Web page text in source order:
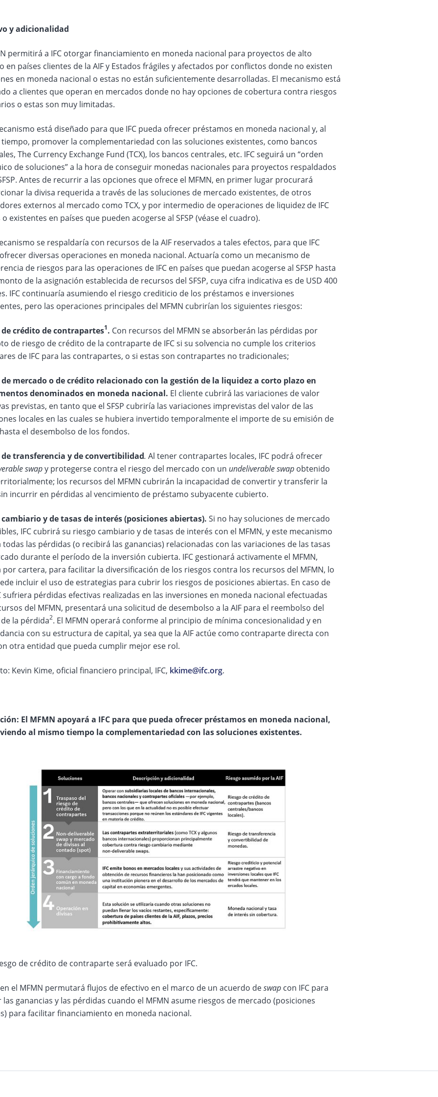
y adicionalidad
permitirá a IFC otorgar financiamiento en moneda nacional para proyectos de alto
en países clientes de la AIF y Estados frágiles y afectados por conflictos donde no existen
en moneda nacional o estas no están suficientemente desarrolladas. El mecanismo está
a clientes que operan en mercados donde no hay opciones de cobertura contra riesgos
o estas son muy limitadas.
está diseñado para que IFC pueda ofrecer préstamos en moneda nacional y, al
promover la complementariedad con las soluciones existentes, como bancos
The Currency Exchange Fund (TCX), los bancos centrales, etc. IFC seguirá un “orden
de soluciones” a la hora de conseguir monedas nacionales para proyectos respaldados
Antes de recurrir a las opciones que ofrece el MFMN, en primer lugar procurará
la divisa requerida a través de las soluciones de mercado existentes, de otros
externos al mercado como TCX, y por intermedio de operaciones de liquidez de IFC
o existentes en países que pueden acogerse al SFSP (véase el cuadro).
se respaldaría con recursos de la AIF reservados a tales efectos, para que IFC
diversas operaciones en moneda nacional. Actuaría como un mecanismo de
de riesgos para las operaciones de IFC en países que puedan acogerse al SFSP hasta
de la asignación establecida de recursos del SFSP, cuya cifra indicativa es de USD 400
IFC continuaría asumiendo el riesgo crediticio de los préstamos e inversiones
pero las operaciones principales del MFMN cubrirían los siguientes riesgos:
de crédito de contrapartes1. Con recursos del MFMN se absorberán las pérdidas por
de riesgo de crédito de la contraparte de IFC si su solvencia no cumple los criterios
de IFC para las contrapartes, o si estas son contrapartes no tradicionales;
de mercado o de crédito relacionado con la gestión de la liquidez a corto plazo en
denominados en moneda nacional. El cliente cubrirá las variaciones de valor
previstas, en tanto que el SFSP cubriría las variaciones imprevistas del valor de las
locales en las cuales se hubiera invertido temporalmente el importe de su emisión de
el desembolso de los fondos.
de transferencia y de convertibilidad. Al tener contrapartes locales, IFC podrá ofrecer
swapy protegerse contra el riesgo del mercado con un undeliverable swapobtenido
los recursos del MFMN cubrirán la incapacidad de convertir y transferir la
incurrir en pérdidas al vencimiento de préstamo subyacente cubierto.
cambiario y de tasas de interés (posiciones abiertas). Si no hay soluciones de mercado
IFC cubrirá su riesgo cambiario y de tasas de interés con el MFMN, y este mecanismo
las pérdidas (o recibirá las ganancias) relacionadas con las variaciones de las tasas
durante el período de la inversión cubierta. IFC gestionará activamente el MFMN,
por cartera, para facilitar la diversificación de los riesgos contra los recursos del MFMN, lo
incluir el uso de estrategias para cubrir los riesgos de posiciones abiertas. En caso de
sufriera pérdidas efectivas realizadas en las inversiones en moneda nacional efectuadas
del MFMN, presentará una solicitud de desembolso a la AIF para el reembolso del
la pérdida2. El MFMN operará conforme al principio de mínima concesionalidad y en
con su estructura de capital, ya sea que la AIF actúe como contraparte directa con
otra entidad que pueda cumplir mejor ese rol.
Kevin Kime, oficial financiero principal, IFC, kkime@ifc.org.
El MFMN apoyará a IFC para que pueda ofrecer préstamos en moneda nacional,
al mismo tiempo la complementariedad con las soluciones existentes.
de crédito de contraparte será evaluado por IFC.
el MFMN permutará flujos de efectivo en el marco de un acuerdo deswapcon IFC para
las ganancias y las pérdidas cuando el MFMN asume riesgos de mercado (posiciones
para facilitar financiamiento en moneda nacional.